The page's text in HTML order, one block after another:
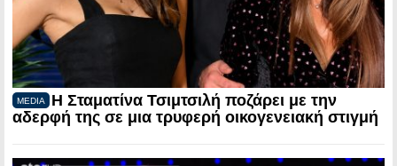
MEDIA
Η Σταματίνα Τσιμτσιλή ποζάρει με την
αδερφή της σε μια τρυφερή οικογενειακή στιγμή